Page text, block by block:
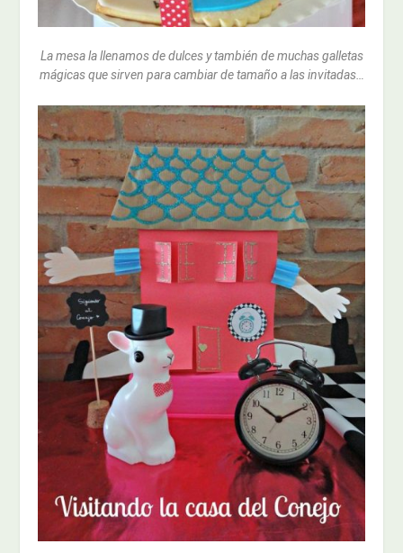
La mesa la llenamos de dulces y también de muchas galletas
mágicas que sirven para cambiar de tamaño a las invitadas…